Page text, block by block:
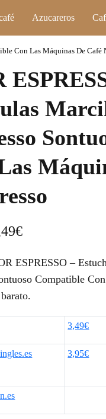
Azucareros
Con Las Máquinas De Café
€E
p
r
e
c
o
a
ESPRESSO –
Compatible
3,49€
3,95€